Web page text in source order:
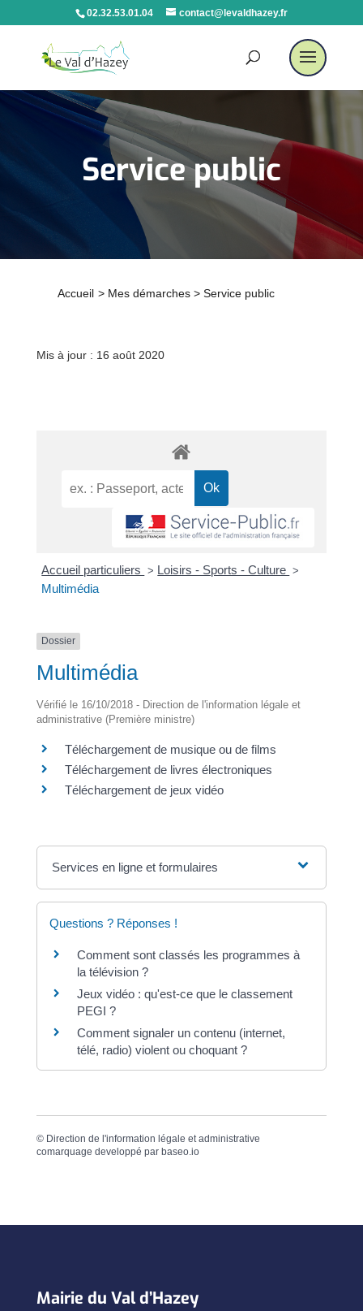
02.32.53.01.04 contact@levaldhazey.fr
Service public
Accueil > Mes démarches > Service public
Mis à jour : 16 août 2020
Accueil particuliers > Loisirs - Sports - Culture >
Multimédia
Dossier
Multimédia
Vérifié le 16/10/2018 - Direction de l'information légale et
administrative (Première ministre)
Téléchargement de musique ou de films
Téléchargement de livres électroniques
Téléchargement de jeux vidéo
Services en ligne et formulaires
Questions ? Réponses !
Comment sont classés les programmes à
la télévision ?
Jeux vidéo : qu'est-ce que le classement
PEGI ?
Comment signaler un contenu (internet,
télé, radio) violent ou choquant ?
© Direction de l'information légale et administrative
comarquage developpé par baseo.io
Mairie du Val d’Hazey